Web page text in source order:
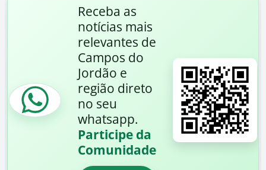
Receba as
notícias mais
relevantes de
Campos do
Jordão e
região direto
no seu
whatsapp.
Participe da
Comunidade